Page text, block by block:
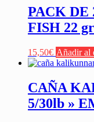
PACK DE
FISH 22
15,50€ Añadir al
CAÑA
5/30lb »